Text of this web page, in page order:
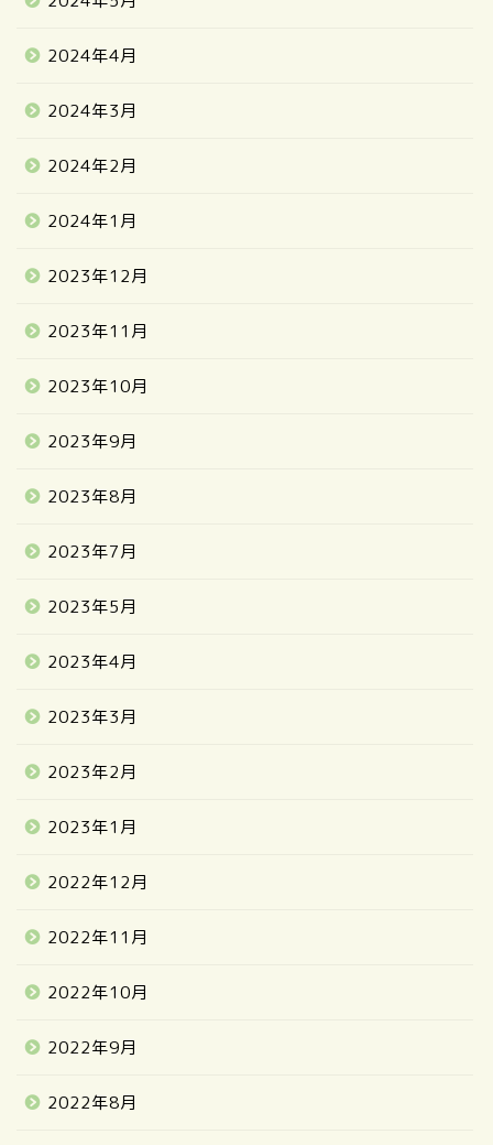
2024年4月
2024年3月
2024年2月
2024年1月
2023年12月
2023年11月
2023年10月
2023年9月
2023年8月
2023年7月
2023年5月
2023年4月
2023年3月
2023年2月
2023年1月
2022年12月
2022年11月
2022年10月
2022年9月
2022年8月